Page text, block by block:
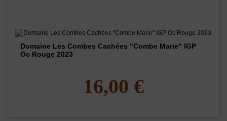
Domaine Les Combes Cachées "Combe Marie" IGP
Oc Rouge 2023
16,00 €